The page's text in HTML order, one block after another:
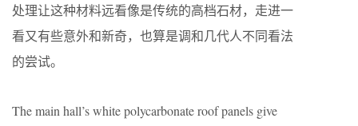
处理让这种材料远看像是传统的高档石材，走进一
看又有些意外和新奇，也算是调和几代人不同看法
的尝试。
The main hall’s white polycarbonate roof panels give